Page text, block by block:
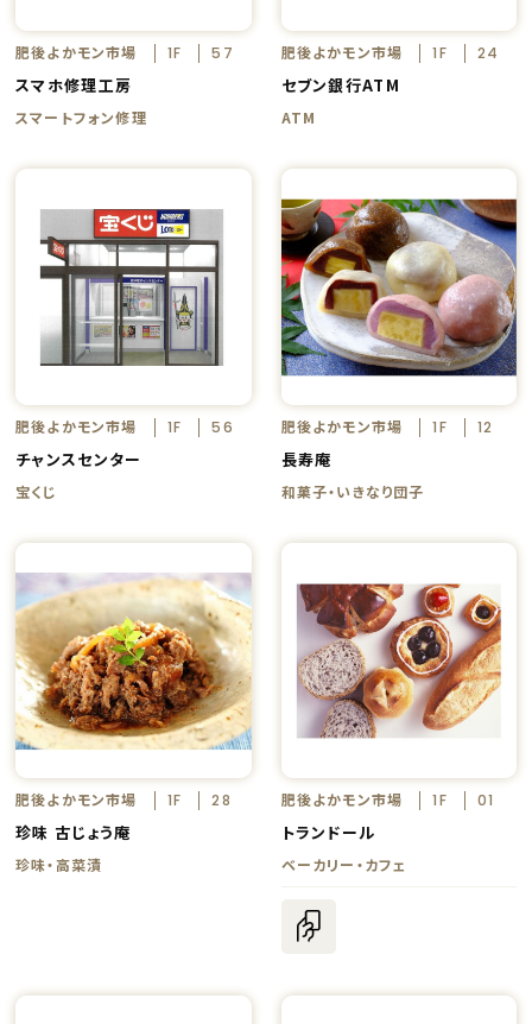
肥後よかモン市場 1F 57
スマホ修理工房
スマートフォン修理
肥後よかモン市場 1F 24
セブン銀行ATM
ATM
肥後よかモン市場 1F 56
チャンスセンター
宝くじ
肥後よかモン市場 1F 12
長寿庵
和菓子・いきなり団子
肥後よかモン市場 1F 28
珍味 古じょう庵
珍味・高菜漬
肥後よかモン市場 1F 01
トランドール
ベーカリー・カフェ